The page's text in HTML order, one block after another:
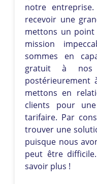
notre
recevoir une
mettons un point
mission
sommes en
gratuit à nos
postérieurement
mettons en
clients pour
tarifaire. Par
trouver une
puisque nous
peut être
savoir plus !